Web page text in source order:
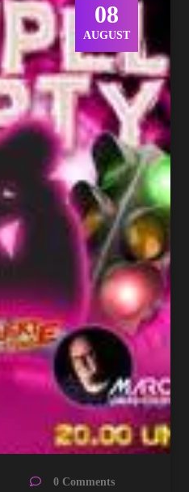
08
AUGUST
0 Comments